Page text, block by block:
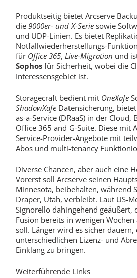
Produktseitig bietet Arcserve
die 9000er- und X-Seriesowie
und UDP-Linien. Es bietet
Notfallwiederherstellungs-
für Office 365, Live-Migration und
Sophosfür Sicherheit, wobei die
Interessensgebiet ist.
Storagecraft bedient mit OneXafe
ShadowXafeDatensicherung,
as-a-Service (DRaaS) in der
Office 365 and G-Suite. Diese mit
Service-Provider-Angebote mit
Abos und multi-tenancy
Diverse Chancen, aber auch eine
Vorerst soll Arcserve seinen
Minnesota, beibehalten, während
Draper, Utah, verbleibt. Laut US-
Signorello dahingehend geäußert,
Fusion bereits in wenigen Wochen
soll. Länger wird es sicher dauern,
unterschiedlichen Lizenz- und
Einklang zu bringen.
Weiterführende Links